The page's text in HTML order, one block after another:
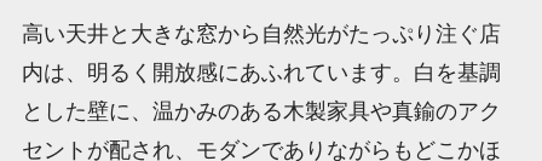
高い天井と大きな窓から自然光がたっぷり注ぐ店
内は、明るく開放感にあふれています。白を基調
とした壁に、温かみのある木製家具や真鍮のアク
セントが配され、モダンでありながらもどこかほ